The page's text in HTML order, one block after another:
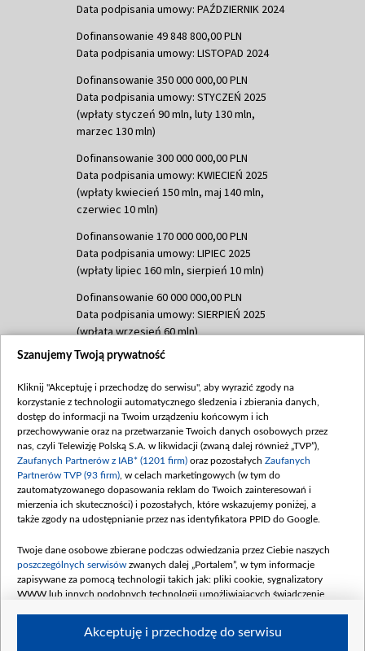
Data podpisania umowy: PAŹDZIERNIK 2024
Dofinansowanie 49 848 800,00 PLN
Data podpisania umowy: LISTOPAD 2024
Dofinansowanie 350 000 000,00 PLN
Data podpisania umowy: STYCZEŃ 2025
(wpłaty styczeń 90 mln, luty 130 mln,
marzec 130 mln)
Dofinansowanie 300 000 000,00 PLN
Data podpisania umowy: KWIECIEŃ 2025
(wpłaty kwiecień 150 mln, maj 140 mln,
czerwiec 10 mln)
Dofinansowanie 170 000 000,00 PLN
Data podpisania umowy: LIPIEC 2025
(wpłaty lipiec 160 mln, sierpień 10 mln)
Dofinansowanie 60 000 000,00 PLN
Data podpisania umowy: SIERPIEŃ 2025
(wpłata wrzesień 60 mln)
Dofinansowanie 635 783 051,21 PLN
(wpłata wrzesień 100 mln, październik 350
mln, listopad 265 mln)
Dofinansowanie 48 862 000,00 PLN
Data podpisania umowy: GRUDZIEŃ 2025
(wpłata grudzień 60,548 mln)
Dofinansowanie 900 000 000,00 PLN
Data podpisania umowy: LUTY 2026 (wpłata
kwiecień 180 mln, 7 maja 180 mln, 8
czerwca 90 mln)
Dofinansowanie 250 000 000,00 PLN
4 sierpnia 250 mln
Szanujemy Twoją prywatność
Kliknij "Akceptuję i przechodzę do serwisu", aby wyrazić zgody na
korzystanie z technologii automatycznego śledzenia i zbierania danych,
dostęp do informacji na Twoim urządzeniu końcowym i ich
przechowywanie oraz na przetwarzanie Twoich danych osobowych przez
nas, czyli Telewizję Polską S.A. w likwidacji (zwaną dalej również „TVP”),
Zaufanych Partnerów z IAB* (1201 firm) oraz pozostałych Zaufanych
Partnerów TVP (93 firm) , w celach marketingowych (w tym do
zautomatyzowanego dopasowania reklam do Twoich zainteresowań i
mierzenia ich skuteczności) i pozostałych, które wskazujemy poniżej, a
także zgody na udostępnianie przez nas identyfikatora PPID do Google.
Twoje dane osobowe zbierane podczas odwiedzania przez Ciebie naszych
poszczególnych serwisów zwanych dalej „Portalem”, w tym informacje
zapisywane za pomocą technologii takich jak: pliki cookie, sygnalizatory
WWW lub innych podobnych technologii umożliwiających świadczenie
Akceptuję i przechodzę do serwisu